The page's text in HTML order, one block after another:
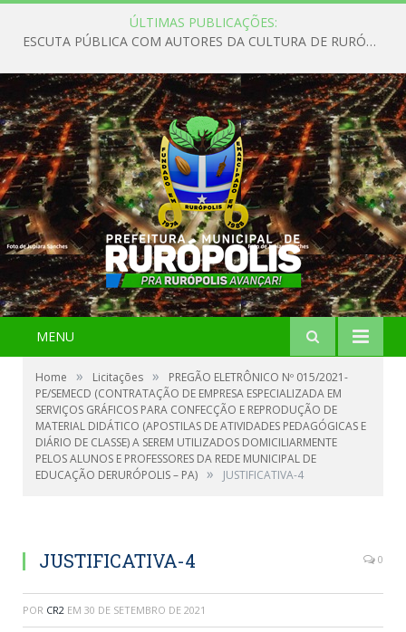
ÚLTIMAS PUBLICAÇÕES:
ESCUTA PÚBLICA COM AUTORES DA CULTURA DE RURÓPOLIS
MENU
Home » Licitações »
PREGÃO ELETRÔNICO Nº 015/2021-
PE/SEMECD (CONTRATAÇÃO DE EMPRESA ESPECIALIZADA EM
SERVIÇOS GRÁFICOS PARA CONFECÇÃO E REPRODUÇÃO DE
MATERIAL DIDÁTICO (APOSTILAS DE ATIVIDADES PEDAGÓGICAS E
DIÁRIO DE CLASSE) A SEREM UTILIZADOS DOMICILIARMENTE
PELOS ALUNOS E PROFESSORES DA REDE MUNICIPAL DE
EDUCAÇÃO DERURÓPOLIS – PA) » JUSTIFICATIVA-4
JUSTIFICATIVA-4 0
POR CR2 EM 30 DE SETEMBRO DE 2021